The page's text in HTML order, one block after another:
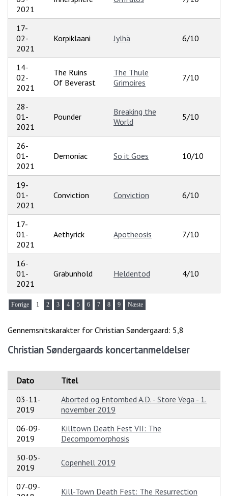
2021
17-
02-
2021
Korpiklaani Jylhä 6/10
14-
02-
2021
The Ruins
Of Beverast
The Thule
Grimoires
7/10
28-
01-
2021
Pounder
Breaking the
World
5/10
26-
01-
2021
Demoniac So it Goes 10/10
19-
01-
2021
Conviction Conviction 6/10
17-
01-
2021
Aethyrick Apotheosis 7/10
16-
01-
2021
Grabunhold Heldentod 4/10
Forrige 1 2 3 4 5 6 7 8 9 Næste
Gennemsnitskarakter for Christian Søndergaard: 5,8
Christian Søndergaards koncertanmeldelser
Dato
Titel
03-11-
2019
Aborted og Entombed A.D. - Store Vega - 1.
november 2019
06-09-
2019
Killtown Death Fest VII: The
Decompomorphosis
30-05-
2019
Copenhell 2019
07-09-
Kill-Town Death Fest: The Resurrection